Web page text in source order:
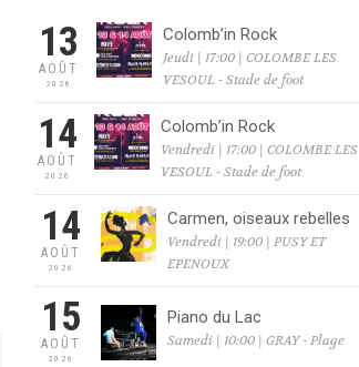
13
AOÛT
2026
Colomb’in Rock
Jeudi | 17:00 | COLOMBE LES
VESOUL - Stade de foot
14
AOÛT
2026
Colomb’in Rock
Vendredi | 17:00 | COLOMBE LES
VESOUL - Stade de foot
14
AOÛT
2026
Carmen, oiseaux rebelles
Vendredi | 19:00 | PUSY ET
EPENOUX
15
AOÛT
2026
Piano du Lac
Samedi | 10:00 | GRAY - Plage